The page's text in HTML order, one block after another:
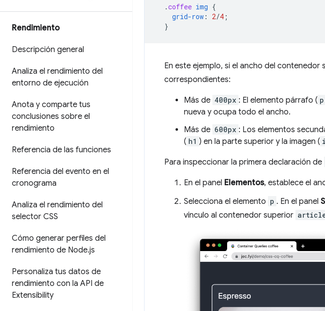
Rendimiento
Descripción general
Analiza el rendimiento del
entorno de ejecución
Anota y comparte tus
conclusiones sobre el
rendimiento
Referencia de las funciones
Referencia del evento en el
cronograma
Analiza el rendimiento del
selector CSS
Cómo generar perfiles del
rendimiento de Node.js
Personaliza tus datos de
rendimiento con la API de
Extensibility
.coffee img {
grid-row : 2/4 ;
}
En este ejemplo, si el ancho del
correspondientes:
Más de 400px : El elemento párrafo ( p
nueva y ocupa todo el ancho.
Más de 600px : Los elementos
( h1 ) en la parte superior y la imagen (
Para inspeccionar la primera declaración de
En el panel Elementos, establece el
Selecciona el elemento p . En el panel
vínculo al contenedor superior